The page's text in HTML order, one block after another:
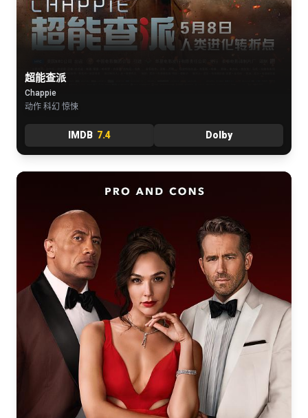
超能查派
Chappie
动作 科幻 惊悚
IMDB 7.4 Dolby